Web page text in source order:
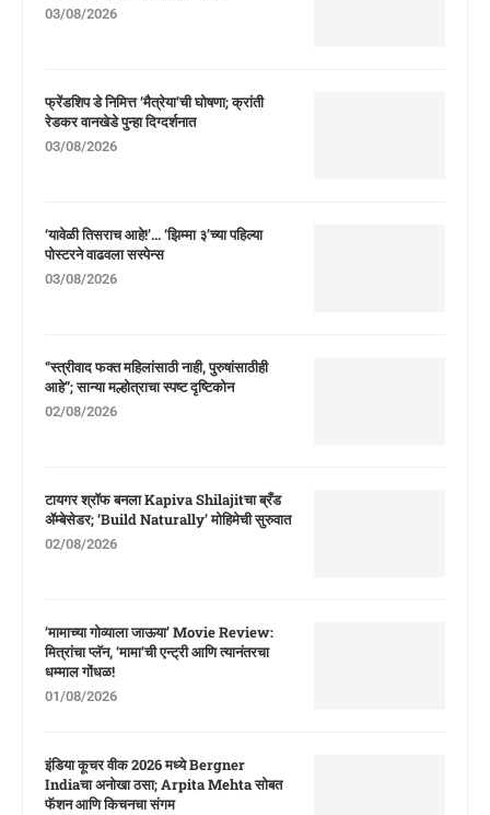
03/08/2026
फ्रेंडशिप डे निमित्त ‘मैत्रेया’ची घोषणा; क्रांती
रेडकर वानखेडे पुन्हा दिग्दर्शनात
03/08/2026
‘यावेळी तिसराच आहे!’… ‘झिम्मा ३’च्या पहिल्या
पोस्टरने वाढवला सस्पेन्स
03/08/2026
“स्त्रीवाद फक्त महिलांसाठी नाही, पुरुषांसाठीही
आहे”; सान्या मल्होत्राचा स्पष्ट दृष्टिकोन
02/08/2026
टायगर श्रॉफ बनला Kapiva Shilajitचा ब्रँड
ॲम्बेसेडर; ‘Build Naturally’ मोहिमेची सुरुवात
02/08/2026
‘मामाच्या गोव्याला जाऊया’ Movie Review:
मित्रांचा प्लॅन, ‘मामा’ची एन्ट्री आणि त्यानंतरचा
धम्माल गोंधळ!
01/08/2026
इंडिया कूचर वीक 2026 मध्ये Bergner
Indiaचा अनोखा ठसा; Arpita Mehta सोबत
फॅशन आणि किचनचा संगम